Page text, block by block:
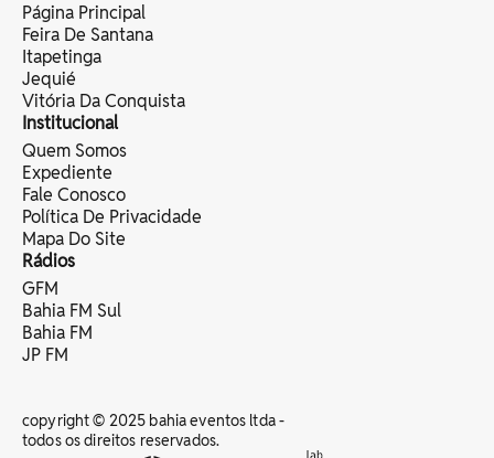
Página Principal
Feira De Santana
Itapetinga
Jequié
Vitória Da Conquista
Institucional
Quem Somos
Expediente
Fale Conosco
Política De Privacidade
Mapa Do Site
Rádios
GFM
Bahia FM Sul
Bahia FM
JP FM
copyright © 2025 bahia eventos ltda -
todos os direitos reservados.